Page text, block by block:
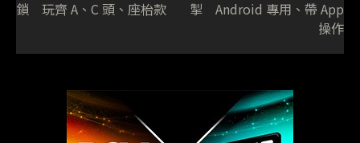
鎖 玩齊 A、C 頭、座枱款
掣 Android 專用、帶 App
操作